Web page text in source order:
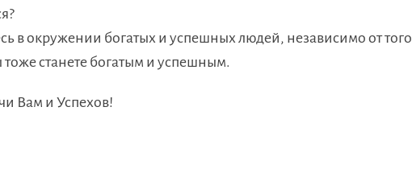
в окружении богатых и успешных людей, независимо от того
тоже станете богатым и успешным.
Вам и Успехов!